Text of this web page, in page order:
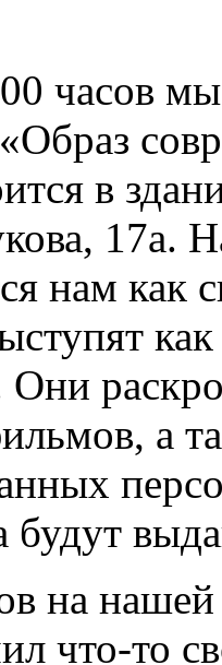
часов
в
17а.
нам как
а
будут
на
что-то